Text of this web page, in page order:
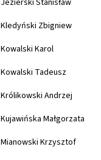
Kledyński Zbigniew
Kowalski Karol
Kowalski Tadeusz
Królikowski Andrzej
Kujawińska Małgorzata
Mianowski Krzysztof